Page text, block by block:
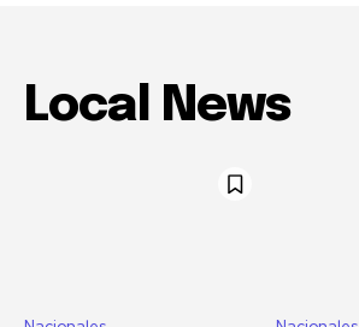
Local News